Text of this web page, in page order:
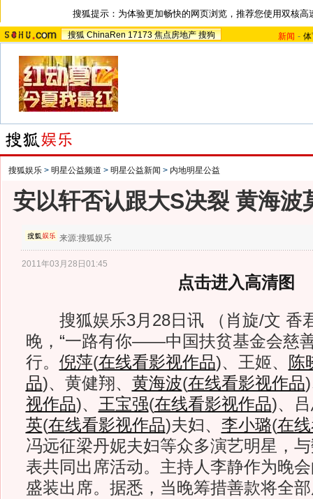
搜狐提示：为体验更加畅快的网页浏览，推荐您使用双核高
搜狐 ChinaRen 17173 焦点房地产 搜狗 新闻 -
搜狐娱乐 > 明星公益频道 > 明星公益新闻 > 内地明星公益
安以轩否认跟大S决裂 黄海波
来源:搜狐娱乐
2011年03月28日01:45
点击进入高清图
搜狐娱乐3月28日讯 （肖旋/文 香
晚，“一路有你——中国扶贫基金会慈
行。 倪萍(在线看影视作品)、王姬、
陈
品)、黄健翔、 黄海波(在线看影视作品)
视作品)、 王宝强(在线看影视作品)、
英(在线看影视作品)夫妇、 李小璐(在
冯远征梁丹妮夫妇等众多演艺明星，
表共同出席活动。主持人李静作为晚
盛装出席。据悉，当晚筹措善款将全